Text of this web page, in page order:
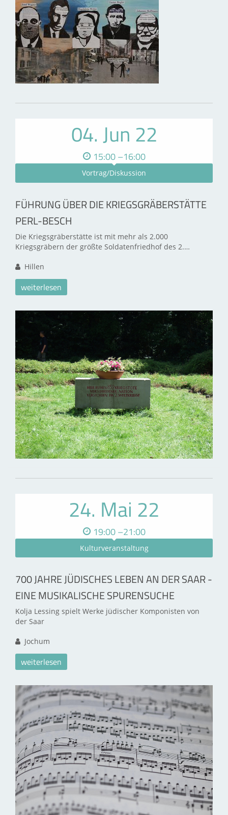
04. Jun 22
15:00 –16:00
Vortrag/Diskussion
FÜHRUNG ÜBER DIE KRIEGSGRÄBERSTÄTTE
PERL-BESCH
Die Kriegsgräberstätte ist mit mehr als 2.000
Kriegsgräbern der größte Soldatenfriedhof des 2.…
Hillen
weiterlesen
24. Mai 22
19:00 –21:00
Kulturveranstaltung
700 JAHRE JÜDISCHES LEBEN AN DER SAAR -
EINE MUSIKALISCHE SPURENSUCHE
Kolja Lessing spielt Werke jüdischer Komponisten von
der Saar
Jochum
weiterlesen